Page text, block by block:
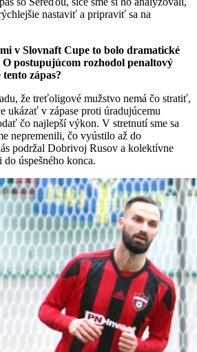
nastaviť a pripraviť sa na
v Slovnaft Cupe to bolo dramatické
O postupujúcom rozhodol penaltový
zápas?
že treťoligové mužstvo nemá čo stratiť,
ukázať v zápase proti úradujúcemu
čo najlepší výkon. V stretnutí sme sa
nepremenili, čo vyústilo až do
podržal Dobrivoj Rusov a kolektívne
úspešného konca.